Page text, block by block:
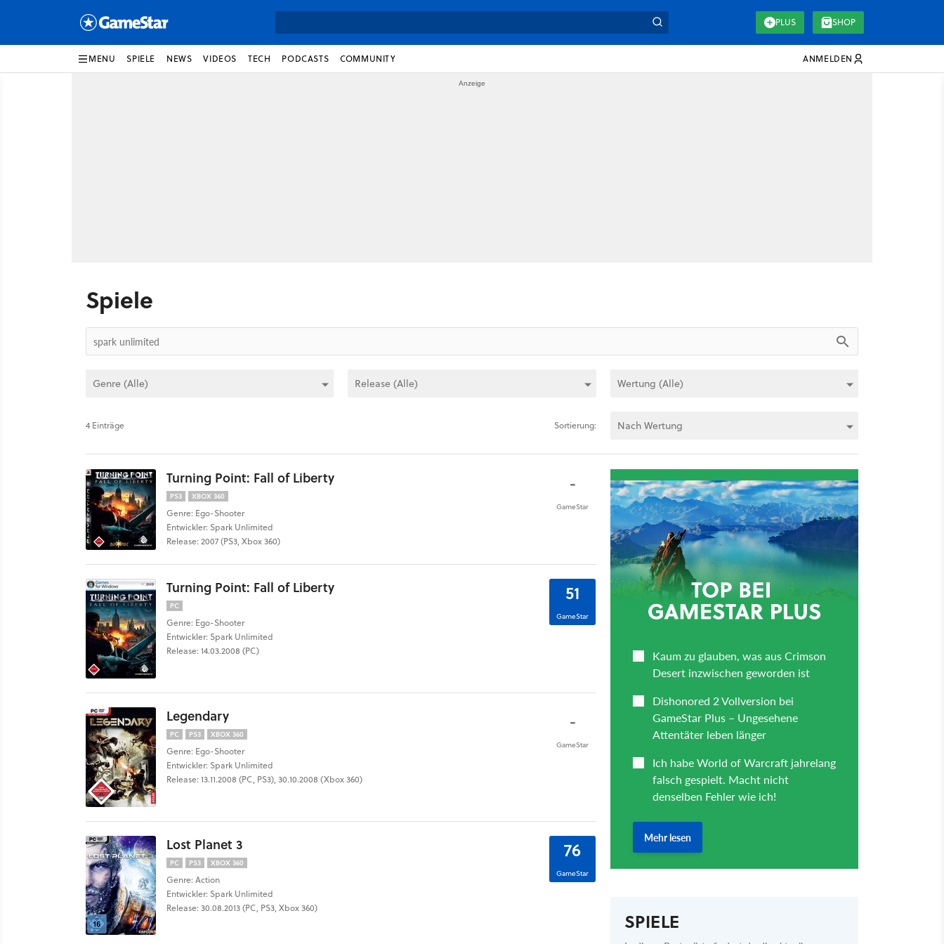
PLUS SHOP
MENU SPIELE NEWS VIDEOS TECH PODCASTS COMMUNITY ANMELDEN
Spiele
4 Einträge Sortierung:
Turning Point: Fall of Liberty
PS3 XBOX 360
Genre: Ego-Shooter
Entwickler: Spark Unlimited
Release: 2007 (PS3, Xbox 360)
-
GameStar
Turning Point: Fall of Liberty
PC
Genre: Ego-Shooter
Entwickler: Spark Unlimited
Release: 14.03.2008 (PC)
51
GameStar
Legendary
PC PS3 XBOX 360
Genre: Ego-Shooter
Entwickler: Spark Unlimited
Release: 13.11.2008 (PC, PS3), 30.10.2008 (Xbox 360)
-
GameStar
Lost Planet 3
PC PS3 XBOX 360
Genre: Action
Entwickler: Spark Unlimited
Release: 30.08.2013 (PC, PS3, Xbox 360)
76
GameStar
SPIELE